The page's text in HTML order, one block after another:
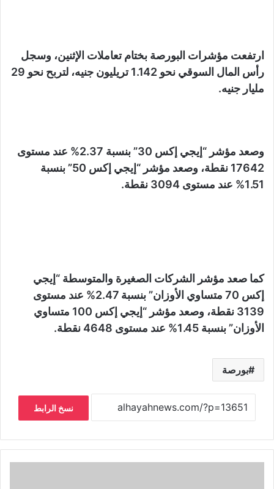
ارتفعت مؤشرات البورصة بختام تعاملات الإثنين، وسجل
رأس المال السوقي نحو 1.142 تريليون جنيه، لتربح نحو 29
مليار جنيه.
وصعد مؤشر “إيجي إكس 30” بنسبة 2.37% عند مستوى
17642 نقطة، وصعد مؤشر “إيجي إكس 50” بنسبة
1.51% عند مستوى 3094 نقطة.
كما صعد مؤشر الشركات الصغيرة والمتوسطة “إيجي
إكس 70 متساوي الأوزان” بنسبة 2.47% عند مستوى
3139 نقطة، وصعد مؤشر “إيجي إكس 100 متساوي
الأوزان” بنسبة 1.45% عند مستوى 4648 نقطة.
بورصة
نسخ الرابط